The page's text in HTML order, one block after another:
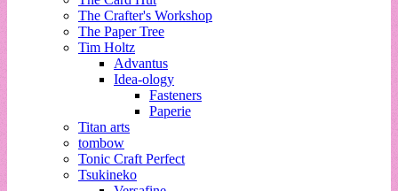
The Crafter's Workshop
The Paper Tree
Tim Holtz
Advantus
Idea-ology
Fasteners
Paperie
Titan arts
tombow
Tonic Craft Perfect
Tsukineko